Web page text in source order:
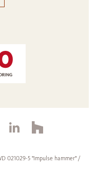
021029-5 "Impulse hammer" /